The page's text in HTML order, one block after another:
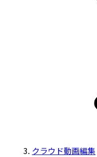
クラウド動画編集